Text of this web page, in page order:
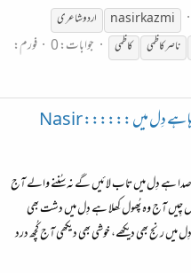
nasir kazmi
اردو شاعری
ناصرکاظمی کاظمی جوابات: 0
فورم:
:::::: پھر لہُو بول رہا ہے دِل میں :::::: Nasir
صدا ہے دِل میں تاب لائیں گے نہ سُننے والے آج
گُل چِیں آج وہ پُھول کِھلا ہے دِل میں دشت بھی
رنج بھی دیکھے، خوشی بھی دیکھی آج کُچھ درد